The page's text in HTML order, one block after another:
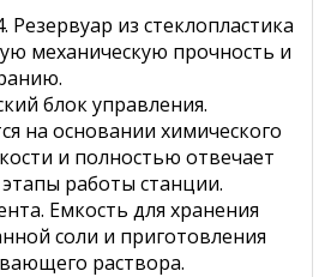
Резервуар из стеклопластика
механическую прочность и
блок управления.
на основании химического
и полностью отвечает
работы станции.
Емкость для хранения
соли и приготовления
раствора.